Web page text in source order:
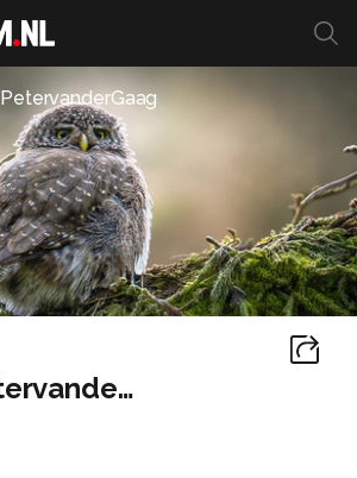
PetervanderGaag
PetervanderGaag